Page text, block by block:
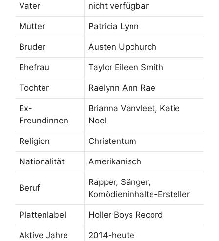
Vater nicht verfügbar
Mutter Patricia Lynn
Bruder Austen Upchurch
Ehefrau Taylor Eileen Smith
Tochter Raelynn Ann Rae
Ex-
Freundinnen
Brianna Vanvleet, Katie
Noel
Religion Christentum
Nationalität Amerikanisch
Beruf
Rapper, Sänger,
Komödieninhalte-Ersteller
Plattenlabel Holler Boys Record
Aktive Jahre 2014-heute